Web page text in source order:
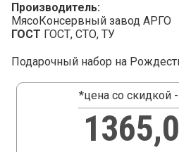
Производитель:
МясоКонсервный завод АРГО
ГОСТ ГОСТ, СТО, ТУ
Подарочный набор на
*цена со скидкой